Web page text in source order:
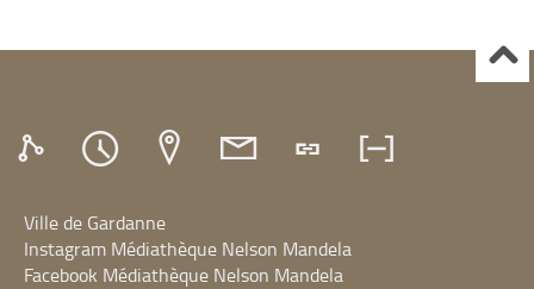
Ville de Gardanne
Instagram Médiathèque Nelson Mandela
Facebook Médiathèque Nelson Mandela